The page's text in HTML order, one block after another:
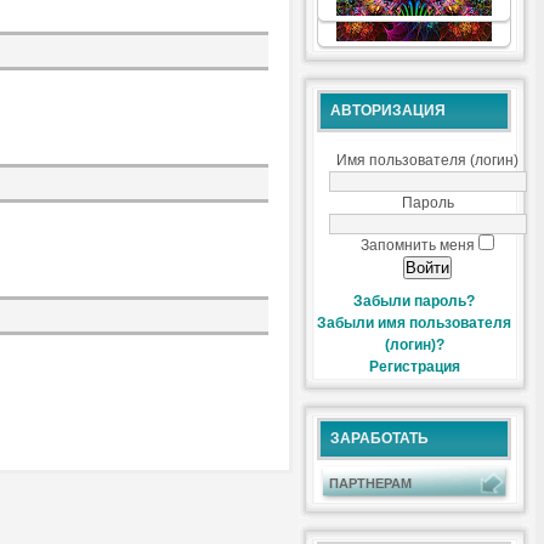
АВТОРИЗАЦИЯ
Имя пользователя (логин)
Пароль
Запомнить меня
Забыли пароль?
Забыли имя пользователя
(логин)?
Регистрация
ЗАРАБОТАТЬ
ПАРТНЕРАМ